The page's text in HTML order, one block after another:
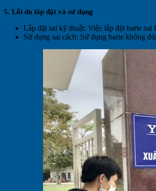
5. Lỗi do lắp đặt và sử dụng
Lắp đặt sai kỹ thuật: Việc lắp đặt barie
Sử dụng sai cách: Sử dụng barie không